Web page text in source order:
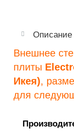
Описание
Внешнее
плиты
Икея),
для